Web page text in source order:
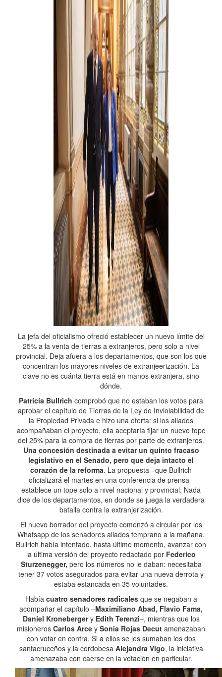
La jefa del oficialismo ofreció establecer un nuevo límite del
25% a la venta de tierras a extranjeros, pero solo a nivel
provincial. Deja afuera a los departamentos, que son los que
concentran los mayores niveles de extranjeerización. La
clave no es cuánta tierra está en manos extranjera, sino
dónde.
Patricia Bullrich comprobó que no estaban los votos para
aprobar el capítulo de Tierras de la Ley de Inviolabilidad de
la Propiedad Privada e hizo una oferta: si los aliados
acompañaban el proyecto, ella aceptaría fijar un nuevo tope
del 25% para la compra de tierras por parte de extranjeros.
Una concesión destinada a evitar un quinto fracaso
legislativo en el Senado, pero que deja intacto el
corazón de la reforma. La propuesta –que Bullrich
oficializará el martes en una conferencia de prensa–
establece un tope solo a nivel nacional y provincial. Nada
dice de los departamentos, en donde se juega la verdadera
batalla contra la extranjerización.
El nuevo borrador del proyecto comenzó a circular por los
Whatsapp de los senadores aliados temprano a la mañana.
Bullrich había intentado, hasta último momento, avanzar con
la última versión del proyecto redactado por Federico
Sturzenegger, pero los números no le daban: necesitaba
tener 37 votos asegurados para evitar una nueva derrota y
estaba estancada en 35 voluntades.
Habíacuatro senadores radicales que se negaban a
acompañar el capítulo –Maximiliano Abad, Flavio Fama,
Daniel Kronebergery Edith Terenzi–, mientras que los
misioneros Carlos Arce y Sonia Rojas Decut amenazaban
con votar en contra. Si a ellos se les sumaban los dos
santacruceños y la cordobesa Alejandra Vigo, la iniciativa
amenazaba con caerse en la votación en particular.